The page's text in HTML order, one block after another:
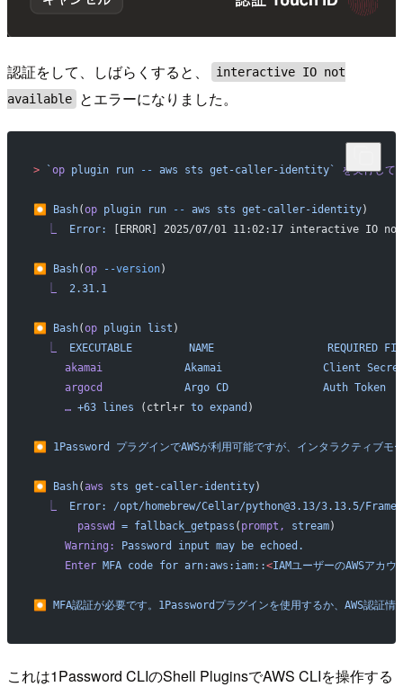
認証をして、しばらくすると、
interactive IO not
available
とエラーになりました。
> ` op plugin run -- aws sts get-caller-identity` を実行して
⏺ Bash(op plugin run -- aws sts get-caller-identity)
Error: [ERROR] 2025/07/01 11:02:17 interactive IO
⏺ Bash(op --version)
2.31.1
⏺ Bash(op plugin list )
EXECUTABLE
         NAME
                  REQUIRED
     akamai
             Akamai
                Client
     argocd
             Argo
CD
               Auth
Token
     …
+63 lines (ctrl+r to expand )
⏺ 1Password プラグインでAWSが利用可能ですが、インタラクティブモ
⏺ Bash(aws sts get-caller-identity)
Error:
/opt/homebrew/Cellar/python@3.13/3.13.5/
       passwd
= fallback_getpass ( prompt, stream)
     Warning:
Password input may be echoed.
     Enter
MFA code for arn:aws:iam::<IAMユーザーのAWSアカウ
⏺ MFA認証が必要です。1Passwordプラグインを使用するか、AWS認証情
これは1Password CLIのShell PluginsでAWS CLIを操作する